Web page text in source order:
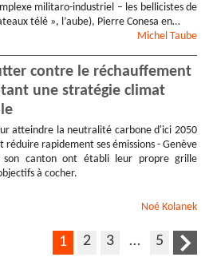
militaro-industriel – les bellicistes de
télé », l’aube), Pierre Conesa en…
Michel Taube
contre le réchauffement
une stratégie climat
atteindre la neutralité carbone d'ici 2050
réduire rapidement ses émissions - Genève
canton ont établi leur propre grille
à cocher.
Noé Kolanek
1 2 3 … 5